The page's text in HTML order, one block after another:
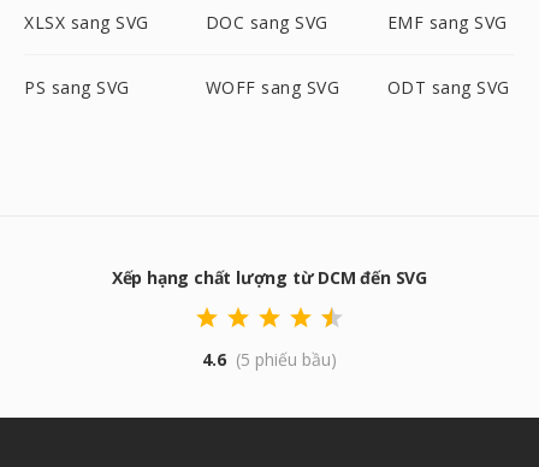
XLSX sang SVG DOC sang SVG EMF sang SVG
PS sang SVG WOFF sang SVG ODT sang SVG
Xếp hạng chất lượng từ DCM đến SVG
4.6 (5 phiếu bầu)